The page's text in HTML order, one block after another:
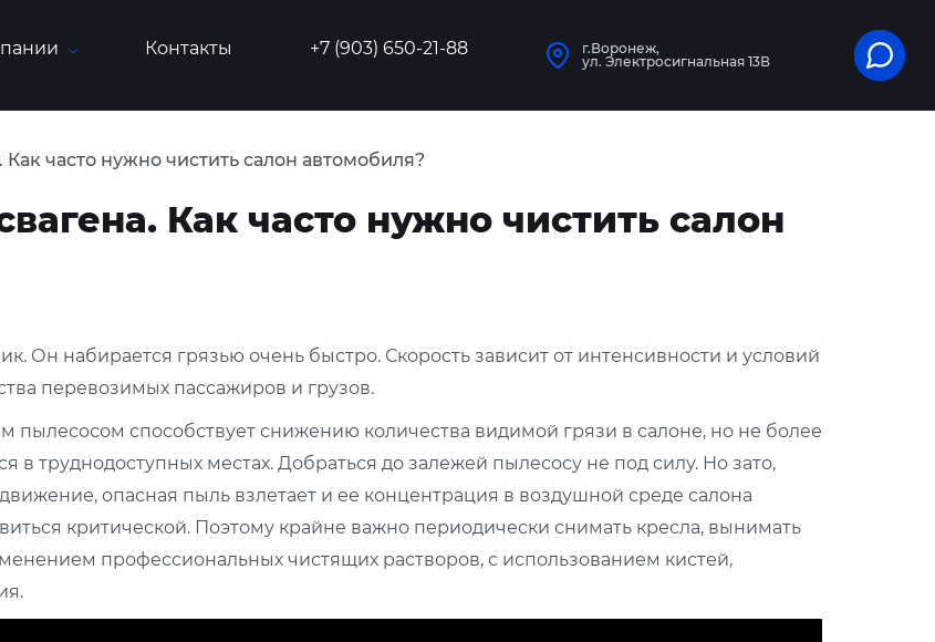
Контакты +7 (903) 650-21-88
г.Воронеж,
ул. Электросигнальная 13В
часто нужно чистить салон автомобиля?
Как часто нужно чистить салон
Он набирается грязью очень быстро. Скорость зависит от интенсивности и условий
перевозимых пассажиров и грузов.
способствует снижению количества видимой грязи в салоне, но не более
в труднодоступных местах. Добраться до залежей пылесосу не под силу. Но зато,
опасная пыль взлетает и ее концентрация в воздушной среде салона
критической. Поэтому крайне важно периодически снимать кресла, вынимать
профессиональных чистящих растворов, с использованием кистей,